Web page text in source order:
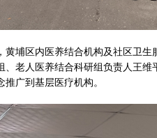
埔区内医养结合机构及社区卫生
老人医养结合科研组负责人王维
广到基层医疗机构。